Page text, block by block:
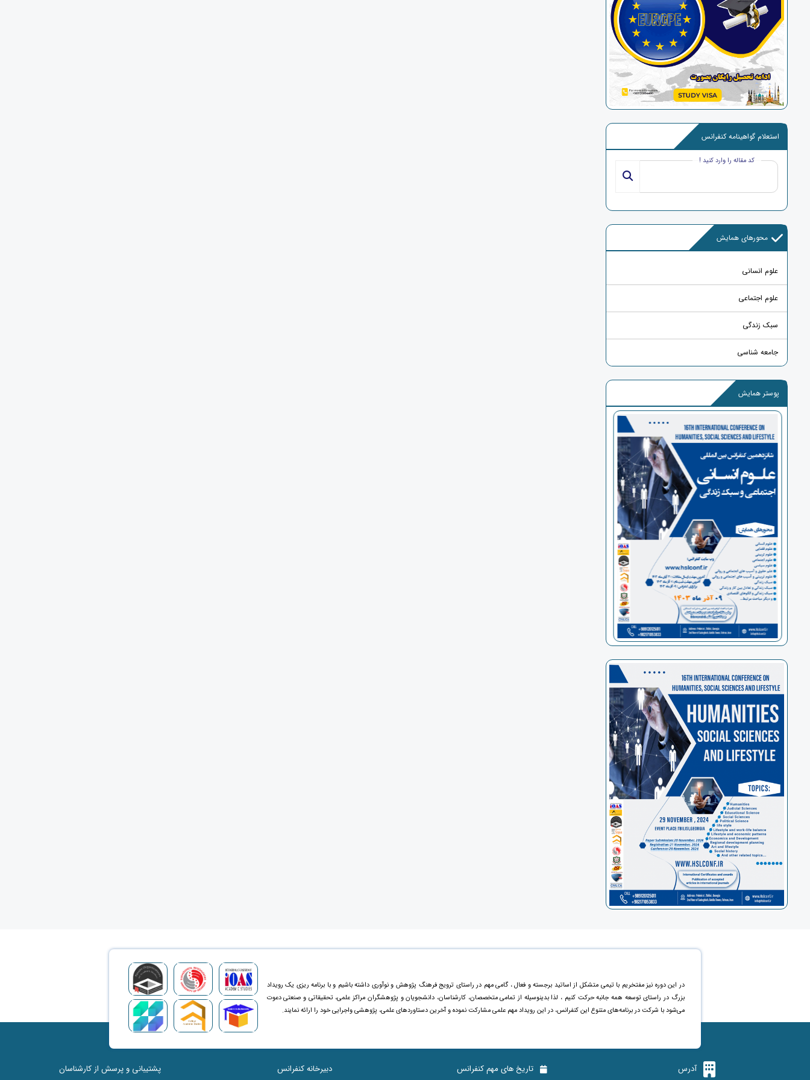
استعلام گواهینامه کنفرانس
کد مقاله را وارد کنید !
محورهای همایش
علوم انسانی
علوم اجتماعی
سبک زندگی
جامعه شناسی
پوستر همایش
در این دوره نیز مفتخریم با تیمی متشکل از اساتید برجسته و فعال ، گامی مهم در راستای ترویج فرهنگ پژوهش و نوآوری داشته باشیم و با برنامه ریزی یک رویداد
بزرگ در راستای توسعه همه جانبه حرکت کنیم ، لذا بدینوسیله از تمامی متخصصان، کارشناسان، دانشجویان و پژوهشگران مراکز علمی، تحقیقاتی و صنعتی دعوت
می‌شود با شرکت در برنامه‌های متنوع این کنفرانس، در این رویداد مهم علمی مشارکت نموده و آخرین دستاورد‌های علمی، پژوهشی واجرایی خود را ارائه نمایند.
آدرس تاریخ های مهم کنفرانس دبیرخانه کنفرانس پشتیبانی و پرسش از کارشناسان